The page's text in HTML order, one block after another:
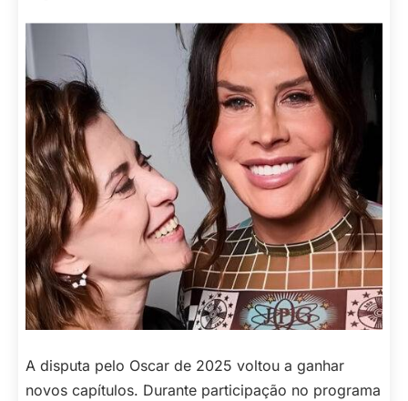
A disputa pelo Oscar de 2025 voltou a ganhar
novos capítulos. Durante participação no programa